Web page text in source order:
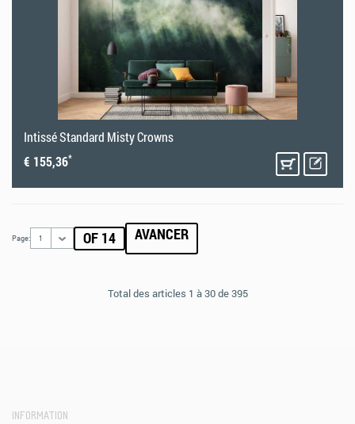
Intissé Standard Misty Crowns
€ 155,36*
Page: 1 OF 14 AVANCER
Total des articles 1 à 30 de 395
INFORMATION